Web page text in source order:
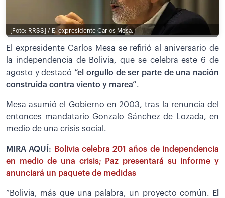
[Foto: RRSS] / El expresidente Carlos Mesa.
El expresidente Carlos Mesa se refirió al aniversario de
la independencia de Bolivia, que se celebra este 6 de
agosto y destacó“el orgullo de ser parte de una nación
construida contra viento y marea”.
Mesa asumió el Gobierno en 2003, tras la renuncia del
entonces mandatario Gonzalo Sánchez de Lozada, en
medio de una crisis social.
MIRA AQUÍ:
Bolivia celebra 201 años de independencia
en medio de una crisis; Paz presentará su informe y
anunciará un paquete de medidas
“Bolivia, más que una palabra, un proyecto común.
El